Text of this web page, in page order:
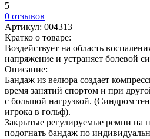
5
0 отзывов
Артикул: 004313
Кратко о товаре:
Воздействует на область
напряжение и устраняет болевой
Описание:
Бандаж из велюра создает
время занятий спортом и при
с большой нагрузкой. (Синдром
игрока в гольф).
Закрытые регулируемые ремни на
подогнать бандаж по